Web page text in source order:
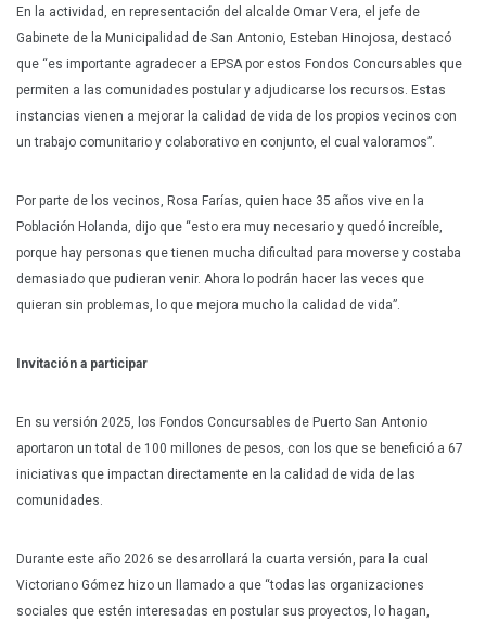
En la actividad, en representación del alcalde Omar Vera, el jefe de
Gabinete de la Municipalidad de San Antonio, Esteban Hinojosa, destacó
que “es importante agradecer a EPSA por estos Fondos Concursables que
permiten a las comunidades postular y adjudicarse los recursos. Estas
instancias vienen a mejorar la calidad de vida de los propios vecinos con
un trabajo comunitario y colaborativo en conjunto, el cual valoramos”.
Por parte de los vecinos, Rosa Farías, quien hace 35 años vive en la
Población Holanda, dijo que “esto era muy necesario y quedó increíble,
porque hay personas que tienen mucha dificultad para moverse y costaba
demasiado que pudieran venir. Ahora lo podrán hacer las veces que
quieran sin problemas, lo que mejora mucho la calidad de vida”.
Invitación a participar
En su versión 2025, los Fondos Concursables de Puerto San Antonio
aportaron un total de 100 millones de pesos, con los que se benefició a 67
iniciativas que impactan directamente en la calidad de vida de las
comunidades.
Durante este año 2026 se desarrollará la cuarta versión, para la cual
Victoriano Gómez hizo un llamado a que “todas las organizaciones
sociales que estén interesadas en postular sus proyectos, lo hagan,